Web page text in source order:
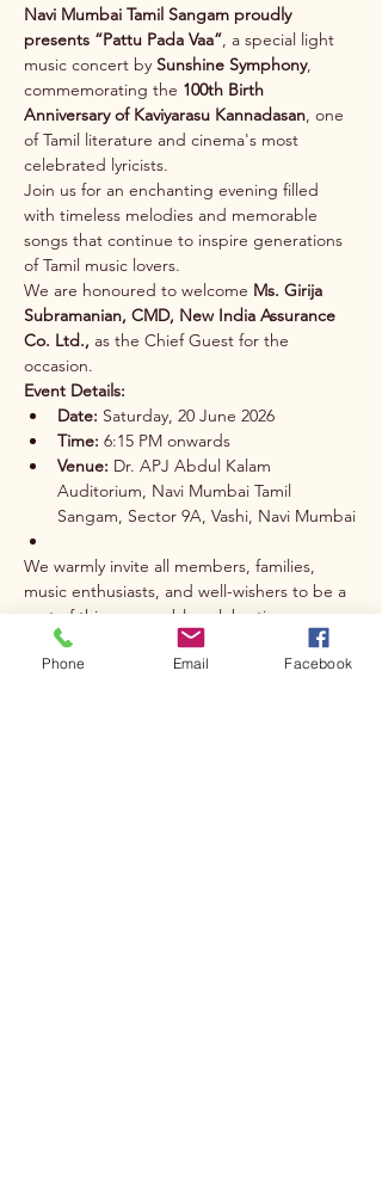
Navi Mumbai Tamil Sangam proudly
presents “Pattu Pada Vaa”, a special light
music concert by Sunshine Symphony,
commemorating the 100th Birth
Anniversary of Kaviyarasu Kannadasan, one
of Tamil literature and cinema's most
celebrated lyricists.
Join us for an enchanting evening filled
with timeless melodies and memorable
songs that continue to inspire generations
of Tamil music lovers.
We are honoured to welcome Ms. Girija
Subramanian, CMD, New India Assurance
Co. Ltd., as the Chief Guest for the
occasion.
Event Details:
Date: Saturday, 20 June 2026
Time: 6:15 PM onwards
Venue: Dr. APJ Abdul Kalam
Auditorium, Navi Mumbai Tamil
Sangam, Sector 9A, Vashi, Navi Mumbai
We warmly invite all members, families,
music enthusiasts, and well-wishers to be a
part of this memorable celebration.
Phone Email Facebook